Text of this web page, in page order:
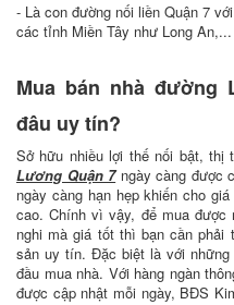
- Là con đường nối liền Quận 7
các tỉnh Miền Tây như Long An,...
Mua bán nhà đường
đâu uy tín?
Sở hữu nhiều lợi thế nối bật, thị
Lương Quận 7ngày càng được
ngày càng hạn hẹp khiến cho
cao. Chính vì vậy, để mua
nghi mà giá tốt thì bạn cần
sản uy tín. Đặc biệt là với
đầu mua nhà. Với hàng ngàn
được cập nhật mỗi ngày, BĐS